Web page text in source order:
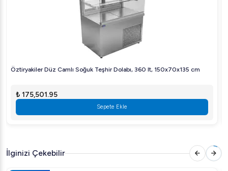
Süt ürünleri ve içeceklerin taze kalması
için mükemmel bir seçenektir.
Lobi ve bekleme alanlarında müşterilere
ürünlerinizi şık bir şekilde sunun.
dolabı, herhangi bir ticari işletmenin ihtiyaçlarını karşılamak
için mükemmel bir çözümdür. Şimdi Arıgastro üzerinden
Öztiryakiler Düz Camlı Soğuk Teşhir Dolabı, 360 lt, 150x70x135 cm
₺ 175,501.95
Sepete Ekle
İlginizi Çekebilir